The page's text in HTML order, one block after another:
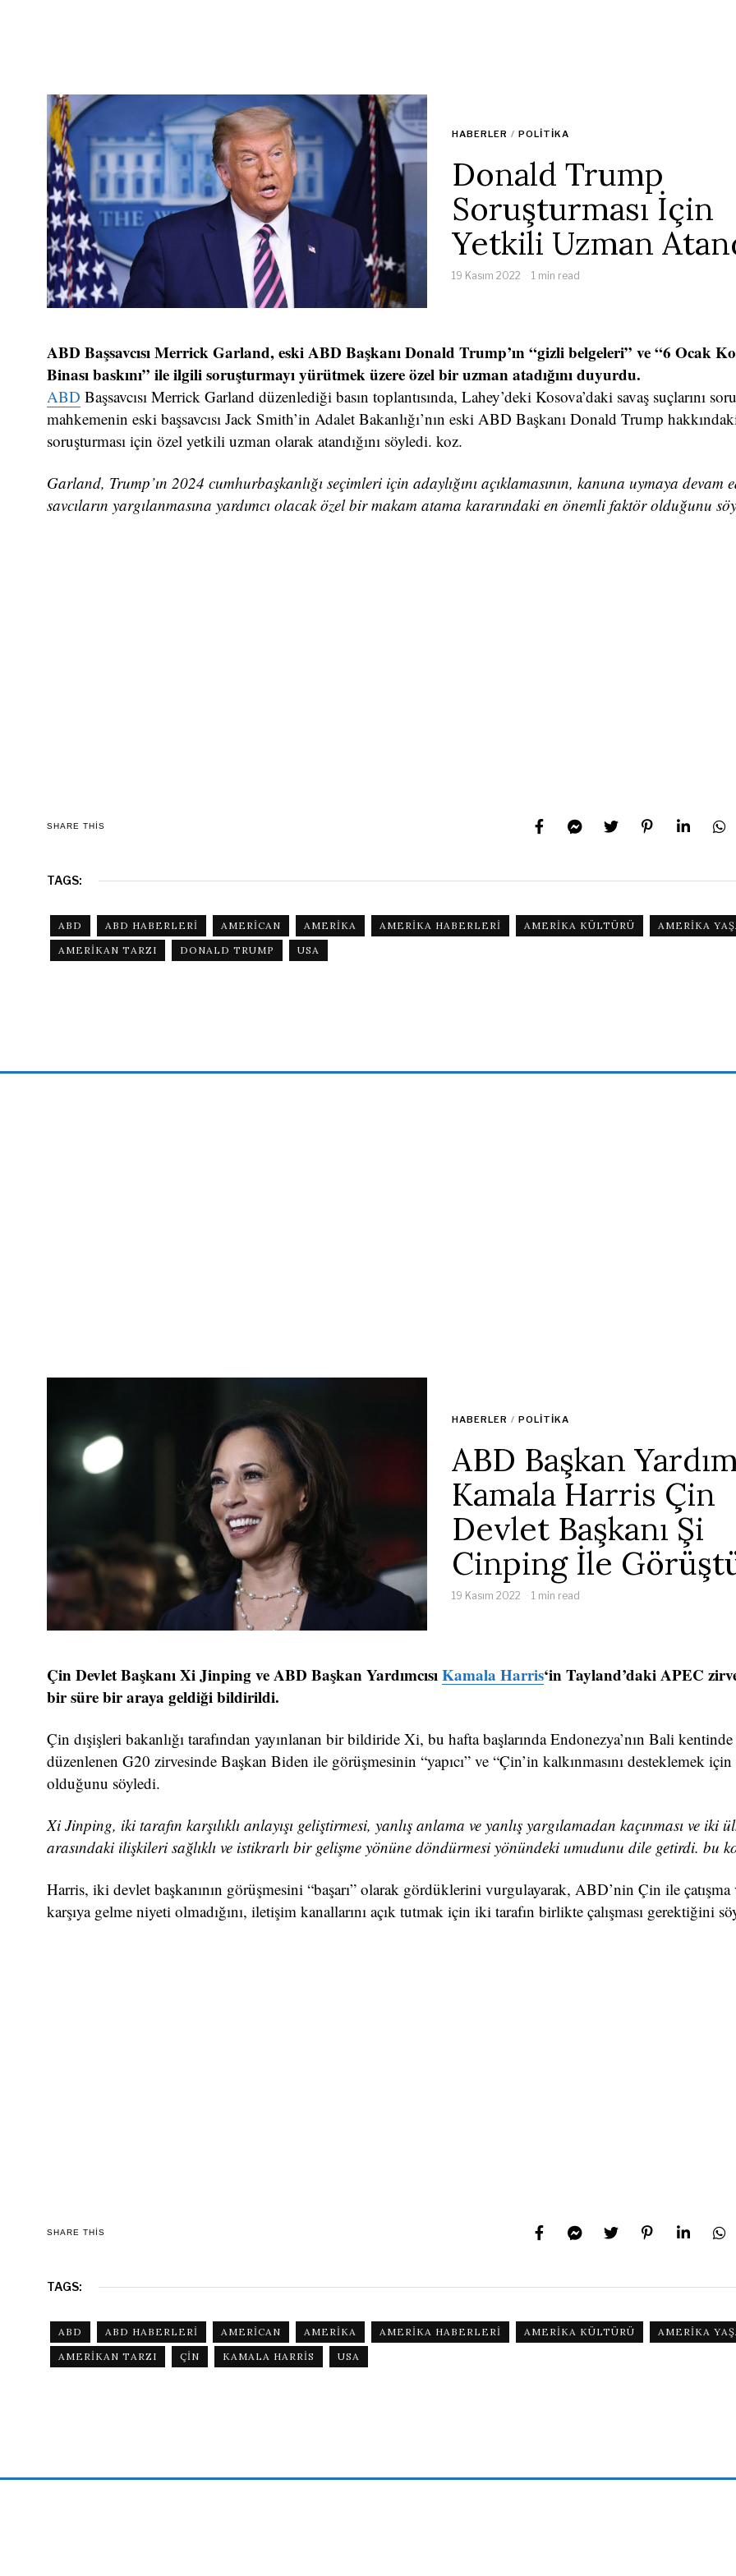
HABERLER / POLITIKA
Donald Trump
Soruşturması İçin
Yetkili Uzman
19 Kasım 2022 1 min read
ABD Başsavcısı Merrick Garland, eski ABD Başkanı Donald Trump’ın “gizli belgeleri” ve “6 Ocak
Binası baskını” ile ilgili soruşturmayı yürütmek üzere özel bir uzman atadığını duyurdu.
ABD Başsavcısı Merrick Garland düzenlediği basın toplantısında, Lahey’deki Kosova’daki savaş suçlarını
mahkemenin eski başsavcısı Jack Smith’in Adalet Bakanlığı’nın eski ABD Başkanı Donald Trump
soruşturması için özel yetkili uzman olarak atandığını söyledi. koz.
Garland, Trump’ın 2024 cumhurbaşkanlığı seçimleri için adaylığını açıklamasının, kanuna uymaya devam
savcıların yargılanmasına yardımcı olacak özel bir makam atama kararındaki en önemli faktör olduğunu
SHARE THIS
TAGS:
ABD ABD HABERLERI AMERICAN AMERIKA AMERIKA HABERLERI AMERIKA KÜLTÜRÜ
AMERIKA
AMERIKAN TARZI
DONALD TRUMP USA
HABERLER / POLITIKA
ABD Başkan
Kamala Harris Çin
Devlet Başkanı Şi
Cinping İle
19 Kasım 2022 1 min read
Çin Devlet Başkanı Xi Jinping ve ABD Başkan YardımcısıKamala Harris‘in Tayland’daki APEC
bir süre bir araya geldiği bildirildi.
Çin dışişleri bakanlığı tarafından yayınlanan bir bildiride Xi, bu hafta başlarında Endonezya’nın Bali kentinde
düzenlenen G20 zirvesinde Başkan Biden ile görüşmesinin “yapıcı” ve “Çin’in kalkınmasını desteklemek
olduğunu söyledi.
Xi Jinping, iki tarafın karşılıklı anlayışı geliştirmesi, yanlış anlama ve yanlış yargılamadan kaçınması ve iki
arasındaki ilişkileri sağlıklı ve istikrarlı bir gelişme yönüne döndürmesi yönündeki umudunu dile getirdi. bu
Harris, iki devlet başkanının görüşmesini “başarı” olarak gördüklerini vurgulayarak, ABD’nin Çin ile çatışma
karşıya gelme niyeti olmadığını, iletişim kanallarını açık tutmak için iki tarafın birlikte çalışması gerektiğini
SHARE THIS
TAGS:
ABD ABD HABERLERI AMERICAN AMERIKA AMERIKA HABERLERI AMERIKA KÜLTÜRÜ
AMERIKA
AMERIKAN TARZI
ÇIN KAMALA HARRIS USA